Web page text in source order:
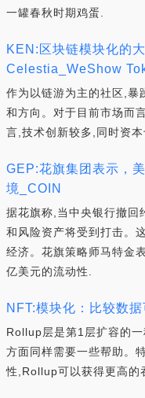
一罐春秋时期鸡蛋.
KEN:区块链模块化的
Celestia_WeShow
作为以链游为主的社区,暴
和方向。对于目前市场而
言,技术创新较多,同时资本
GEP:花旗集团表示，
境_COIN
据花旗称,当中央银行撤回
和风险资产将受到打击。
经济。花旗策略师马特金
亿美元的流动性.
NFT:模块化：比较数
Rollup层是第1层扩容的
方面同样需要一些帮助。
性,Rollup可以获得更高的